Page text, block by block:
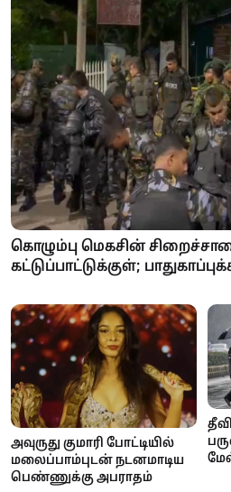
கொழும்பு மெகசின்
கட்டுப்பாட்டுக்குள்;
அவுருது குமாரி போட்டியில்
மலைப்பாம்புடன் நடனமாடிய
பெண்ணுக்கு அபராதம்